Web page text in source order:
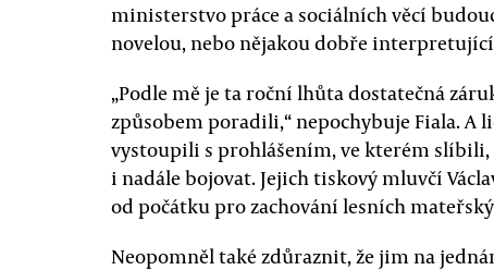
ministerstvo práce a sociálních věcí
novelou, nebo nějakou dobře
„Podle mě je ta roční lhůta dostatečná
způsobem poradili,“ nepochybuje Fiala. A
vystoupili s prohlášením, ve kterém slíbili,
i nadále bojovat. Jejich tiskový mluvčí
od počátku pro zachování lesních
Neopomněl také zdůraznit, že jim na